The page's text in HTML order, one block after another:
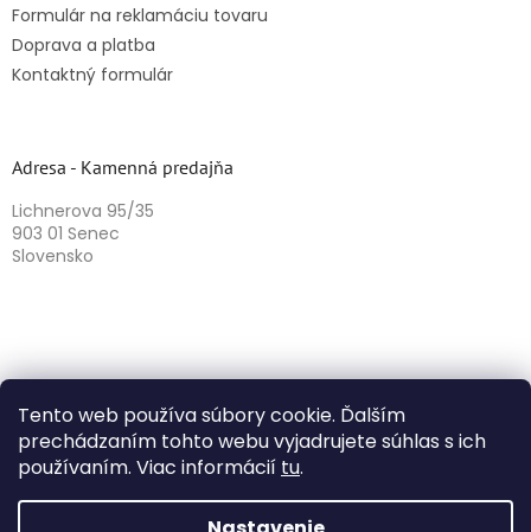
Tento web používa súbory cookie. Ďalším
prechádzaním tohto webu vyjadrujete súhlas s ich
používaním. Viac informácií tu.
Formulár na reklamáciu tovaru
Doprava a platba
Kontaktný formulár
Adresa - Kamenná predajňa
Lichnerova 95/35
903 01 Senec
Slovensko